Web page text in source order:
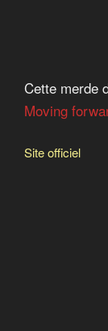
Cette merde
Moving
Site officiel